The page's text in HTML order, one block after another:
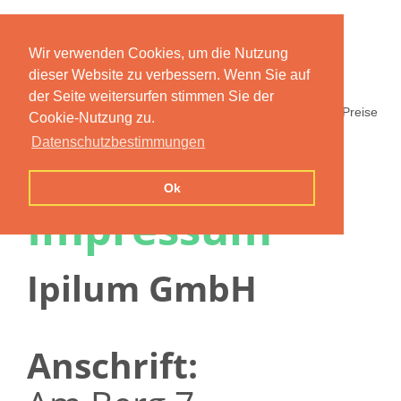
Wir verwenden Cookies, um die Nutzung
dieser Website zu verbessern. Wenn Sie auf
der Seite weitersurfen stimmen Sie der
Cookie-Nutzung zu.
Datenschutzbestimmungen
Ok
Preise
Impressum
Ipilum GmbH
Anschrift: